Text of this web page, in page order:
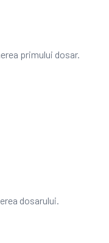
primului dosar.
dosarului.